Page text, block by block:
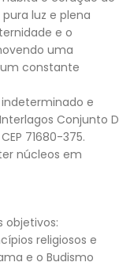
luz e plena
e o
uma
constante
e
Conjunto D
71680-375.
núcleos em
objetivos:
religiosos e
e o Budismo